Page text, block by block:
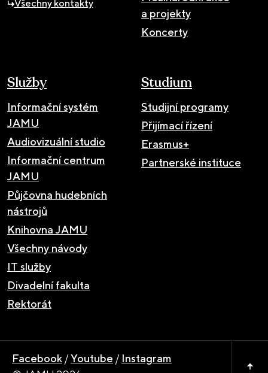
Všechny kontakty
a projekty
Koncerty
Služby
Informační systém
JAMU
Audiovizuální studio
Informační centrum
JAMU
Půjčovna hudebních
nástrojů
Knihovna JAMU
Všechny návody
IT služby
Divadelní fakulta
Rektorát
Studium
Studijní programy
Přijímací řízení
Erasmus+
Partnerské instituce
Facebook /Youtube / Instagram